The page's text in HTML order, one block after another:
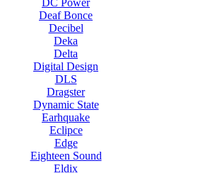
DC Power
Deaf Bonce
Decibel
Deka
Delta
Digital Design
DLS
Dragster
Dynamic State
Earhquake
Eclipce
Edge
Eighteen Sound
Eldix